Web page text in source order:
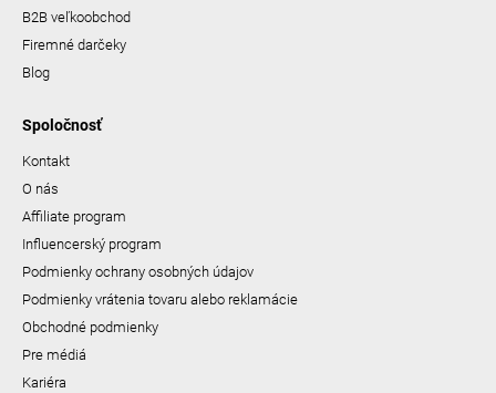
B2B veľkoobchod
Firemné darčeky
Blog
Spoločnosť
Kontakt
O nás
Affiliate program
Influencerský program
Podmienky ochrany osobných údajov
Podmienky vrátenia tovaru alebo reklamácie
Obchodné podmienky
Pre médiá
Kariéra